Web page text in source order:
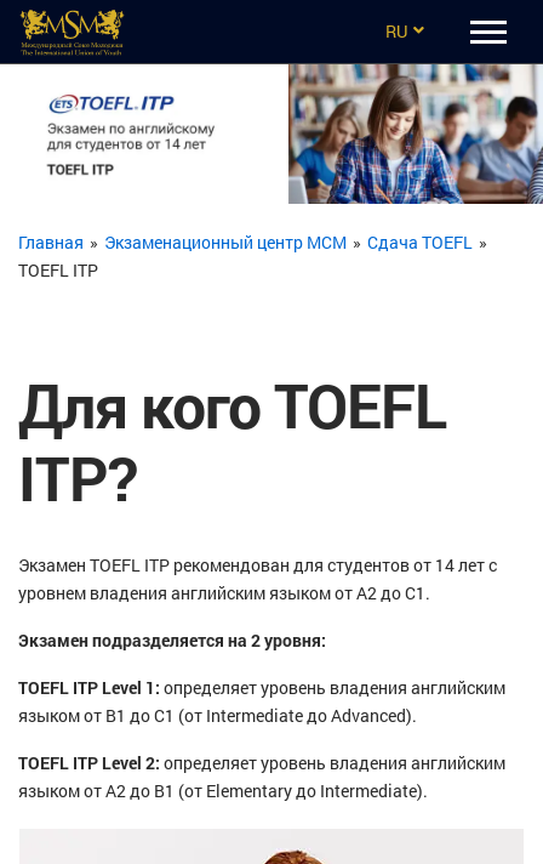
RU
EN
CZ
UA
ES
Главная » Экзаменационный центр МСМ » Сдача TOEFL »
TOEFL ITP
Для кого TOEFL
ITP?
Экзамен TOEFL ITP рекомендован для студентов от 14 лет с
уровнем владения английским языком от А2 до С1.
Экзамен подразделяется на 2 уровня:
TOEFL ITP Level 1: определяет уровень владения английским
языком от B1 до C1 (от Intermediate до Advanced).
TOEFL ITP Level 2: определяет уровень владения английским
языком от А2 до B1 (от Elementary до Intermediate).